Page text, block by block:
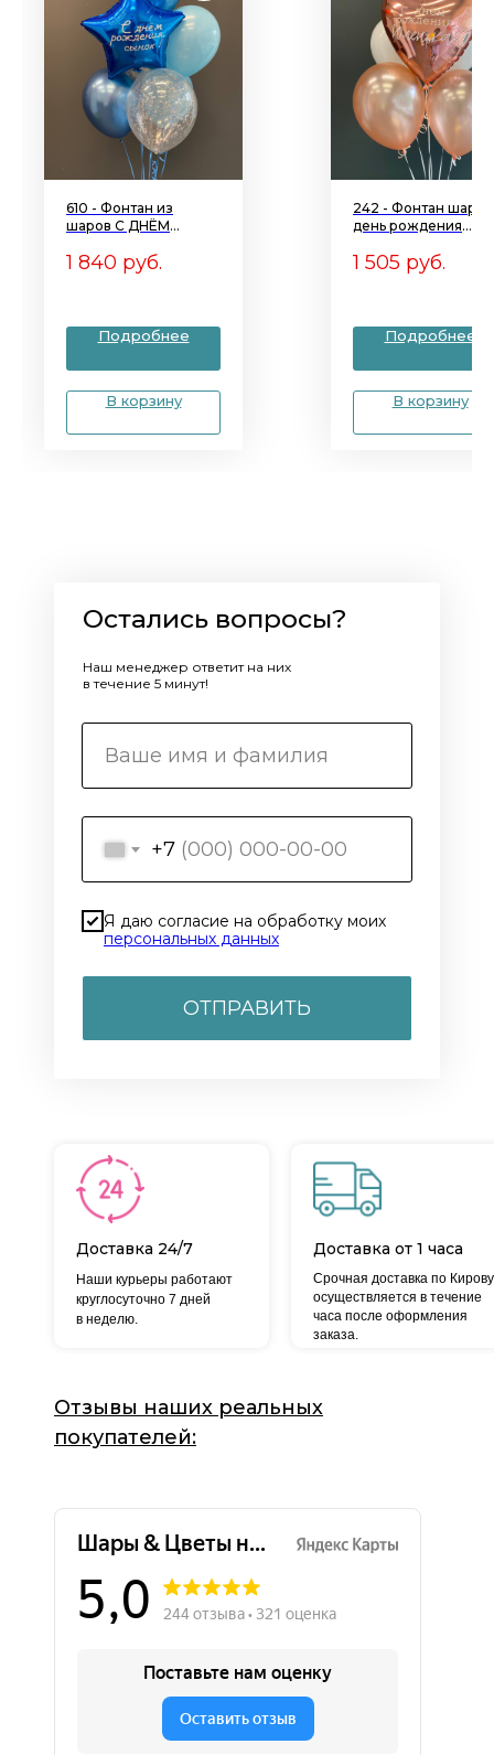
610 - Фонтан из
шаров С ДНЁМ
1 840 руб.
Подробнее
В корзину
242 - Фонтан шаров
день рождения
1 505 руб.
Подробнее
В корзину
+7
Я даю согласие на обработку моих
персональных данных
ОТПРАВИТЬ
Остались вопросы?
Наш менеджер ответит на них
в течение 5 минут!
Доставка 24/7
Срочная доставка по Кирову
осуществляется в течение
часа после оформления
заказа.
Наши курьеры работают
круглосуточно 7 дней
в неделю.
Доставка от 1 часа
Отзывы наших реальных
покупателей: